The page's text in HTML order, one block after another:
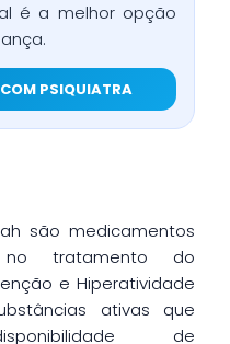
é a melhor opção
PSIQUIATRA
são medicamentos
no tratamento do
e Hiperatividade
ativas que
de